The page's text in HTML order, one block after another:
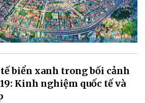
biển xanh trong bối cảnh
Kinh nghiệm quốc tế và